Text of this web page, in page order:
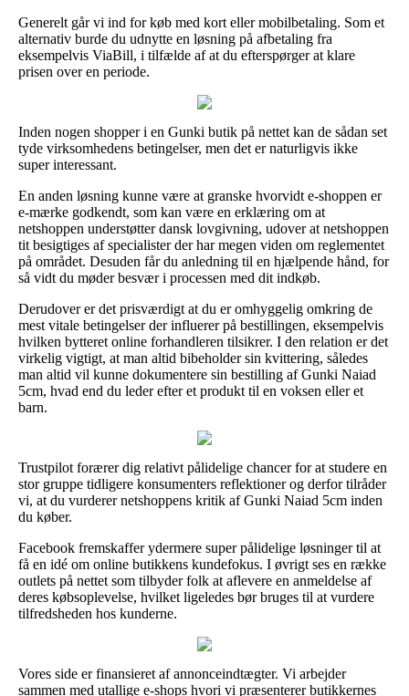
Generelt går vi ind for køb med kort eller mobilbetaling. Som et
alternativ burde du udnytte en løsning på afbetaling fra
eksempelvis ViaBill, i tilfælde af at du efterspørger at klare
prisen over en periode.
Inden nogen shopper i en Gunki butik på nettet kan de sådan set
tyde virksomhedens betingelser, men det er naturligvis ikke
super interessant.
En anden løsning kunne være at granske hvorvidt e-shoppen er
e-mærke godkendt, som kan være en erklæring om at
netshoppen understøtter dansk lovgivning, udover at netshoppen
tit besigtiges af specialister der har megen viden om reglementet
på området. Desuden får du anledning til en hjælpende hånd, for
så vidt du møder besvær i processen med dit indkøb.
Derudover er det prisværdigt at du er omhyggelig omkring de
mest vitale betingelser der influerer på bestillingen, eksempelvis
hvilken bytteret online forhandleren tilsikrer. I den relation er det
virkelig vigtigt, at man altid bibeholder sin kvittering, således
man altid vil kunne dokumentere sin bestilling af Gunki Naiad
5cm, hvad end du leder efter et produkt til en voksen eller et
barn.
Trustpilot forærer dig relativt pålidelige chancer for at studere en
stor gruppe tidligere konsumenters reflektioner og derfor tilråder
vi, at du vurderer netshoppens kritik af Gunki Naiad 5cm inden
du køber.
Facebook fremskaffer ydermere super pålidelige løsninger til at
få en idé om online butikkens kundefokus. I øvrigt ses en række
outlets på nettet som tilbyder folk at aflevere en anmeldelse af
deres købsoplevelse, hvilket ligeledes bør bruges til at vurdere
tilfredsheden hos kunderne.
Vores side er finansieret af annonceindtægter. Vi arbejder
sammen med utallige e-shops hvori vi præsenterer butikkernes